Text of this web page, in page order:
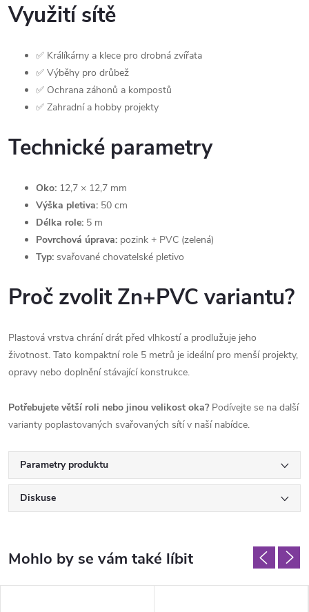
Využití sítě
✅ Králíkárny a klece pro drobná zvířata
✅ Výběhy pro drůbež
✅ Ochrana záhonů a kompostů
✅ Zahradní a hobby projekty
Technické parametry
Oko: 12,7 × 12,7 mm
Výška pletiva: 50 cm
Délka role: 5 m
Povrchová úprava: pozink + PVC (zelená)
Typ: svařované chovatelské pletivo
Proč zvolit Zn+PVC variantu?
Plastová vrstva chrání drát před vlhkostí a prodlužuje jeho
životnost. Tato kompaktní role 5 metrů je ideální pro menší projekty,
opravy nebo doplnění stávající konstrukce.
Potřebujete větší roli nebo jinou velikost oka?Podívejte se na další
varianty poplastovaných svařovaných sítí v naší nabídce.
Parametry produktu
Diskuse